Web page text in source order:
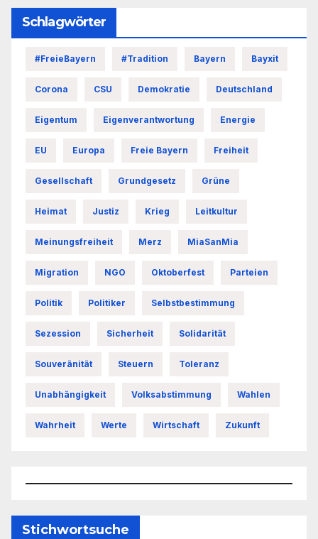
Schlagwörter
#FreieBayern #Tradition Bayern Bayxit
Corona CSU Demokratie Deutschland
Eigentum Eigenverantwortung Energie
EU Europa Freie Bayern Freiheit
Gesellschaft Grundgesetz Grüne
Heimat Justiz Krieg Leitkultur
Meinungsfreiheit Merz MiaSanMia
Migration NGO Oktoberfest Parteien
Politik Politiker Selbstbestimmung
Sezession Sicherheit Solidarität
Souveränität Steuern Toleranz
Unabhängigkeit Volksabstimmung Wahlen
Wahrheit Werte Wirtschaft Zukunft
Stichwortsuche